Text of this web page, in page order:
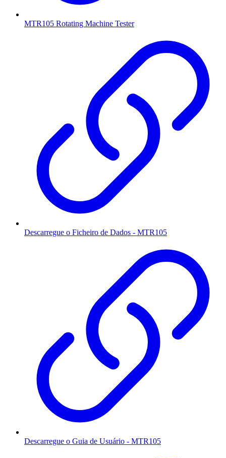
MTR105 Rotating Machine Tester
Descarregue o Ficheiro de Dados - MTR105
Descarregue o Guia de Usuário - MTR105